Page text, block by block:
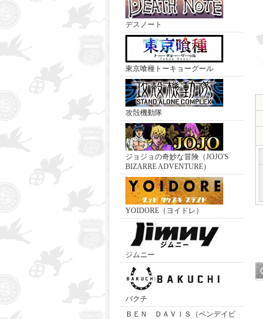
デスノート
東京喰種トーキョーグール
攻殻機動隊
ジョジョの奇妙な冒険（JOJO'S
BIZARRE ADVENTURE）
YOIDORE（ヨイドレ）
ジムニー
バクチ
ＢＥＮ ＤＡＶＩＳ（ベンデイビ